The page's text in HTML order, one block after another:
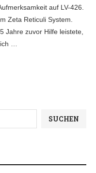
auf LV-426.
Zeta Reticuli System.
Jahre zuvor Hilfe leistete,
…
SUCHEN